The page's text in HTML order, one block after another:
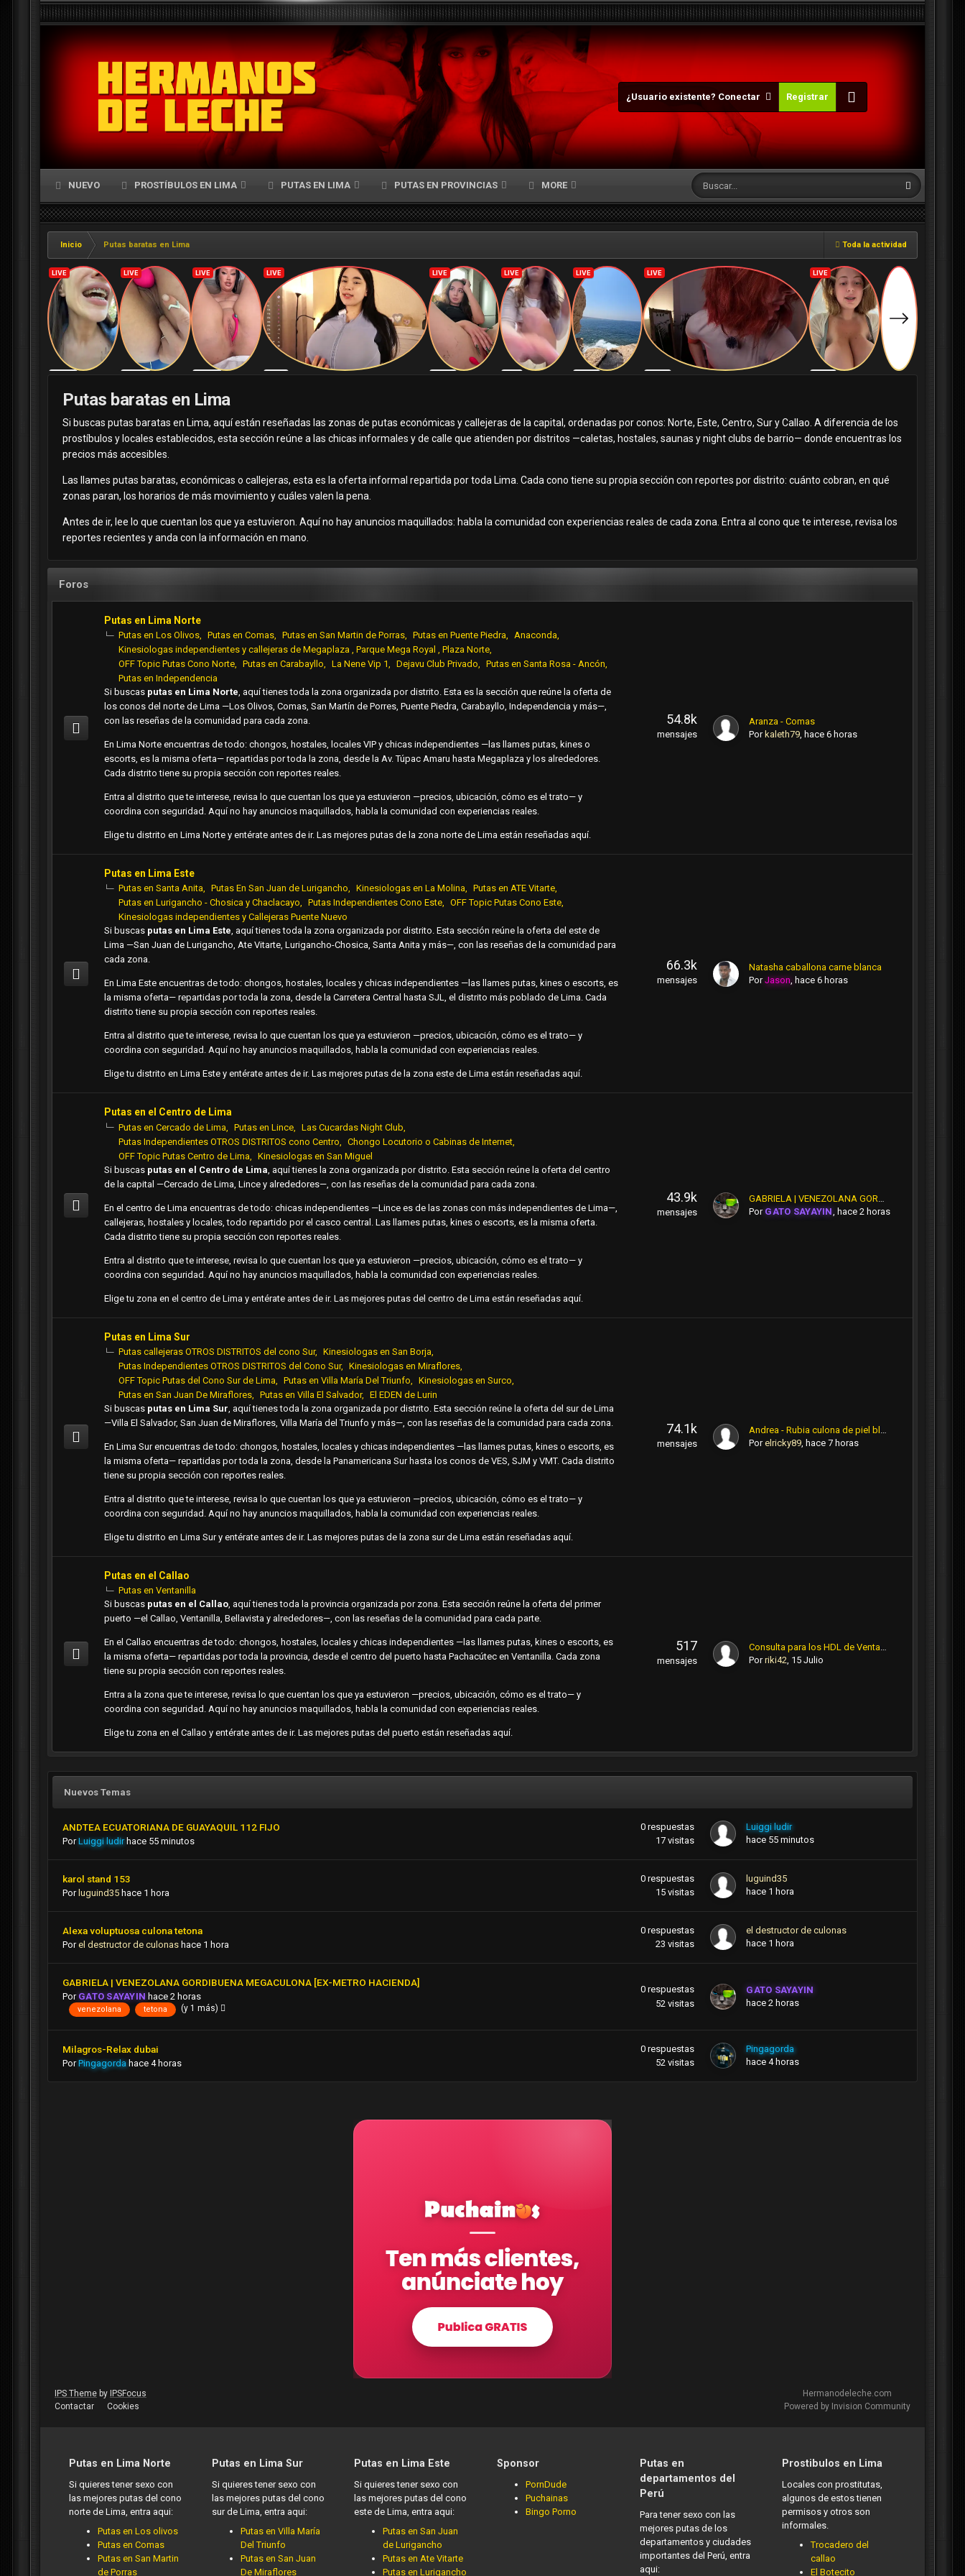
¿Usuario existente? Conectar Registrar
NUEVO PROSTÍBULOS EN LIMA PUTAS EN LIMA PUTAS EN PROVINCIAS MORE
Toda la actividad
Inicio Putas baratas en Lima
Putas baratas en Lima
Si buscas putas baratas en Lima, aquí están reseñadas las zonas de putas económicas y callejeras de la capital, ordenadas por conos: Norte, Este, Centro, Sur y Callao. A diferencia de los
prostíbulos y locales establecidos, esta sección reúne a las chicas informales y de calle que atienden por distritos —caletas, hostales, saunas y night clubs de barrio— donde encuentras los
precios más accesibles.
Las llames putas baratas, económicas o callejeras, esta es la oferta informal repartida por toda Lima. Cada cono tiene su propia sección con reportes por distrito: cuánto cobran, en qué
zonas paran, los horarios de más movimiento y cuáles valen la pena.
Antes de ir, lee lo que cuentan los que ya estuvieron. Aquí no hay anuncios maquillados: habla la comunidad con experiencias reales de cada zona. Entra al cono que te interese, revisa los
reportes recientes y anda con la información en mano.
Foros
Putas en Lima Norte
Putas en Los Olivos Putas en Comas Putas en San Martin de Porras Putas en Puente Piedra
Anaconda
Kinesiologas independientes y callejeras de Megaplaza , Parque Mega Royal , Plaza Norte
OFF Topic Putas Cono Norte
Putas en Carabayllo La Nene Vip 1 Dejavu Club Privado
Putas en Santa Rosa - Ancón
Putas en Independencia
Si buscas putas en Lima Norte, aquí tienestoda la zona organizada por distrito. Esta es la sección que reúne la oferta de
los conos del norte de Lima —Los Olivos, Comas, San Martín de Porres, Puente Piedra, Carabayllo, Independencia y más—,
con las reseñas de la comunidad para cada zona.
En Lima Norte encuentras de todo: chongos, hostales, locales VIP y chicas independientes —las llames putas, kines o
escorts, es la misma oferta— repartidas por toda la zona, desde la Av. Túpac Amaru hasta Megaplaza y los alrededores.
Cada distrito tiene su propia sección con reportes reales.
Entra al distrito que te interese, revisa lo que cuentan los que ya estuvieron —precios, ubicación, cómo es el trato— y
coordina con seguridad. Aquí no hay anuncios maquillados, habla la comunidad con experiencias reales.
Elige tu distrito en Lima Norte y entérate antes de ir. Las mejores putas de la zona norte de Lima están reseñadas aquí.
54.8k
mensajes
Aranza - Comas
Porkaleth79 ,hace 6 horas
Putas en Lima Este
Putas en Santa Anita Putas En San Juan de Lurigancho Kinesiologas en La Molina
Putas en ATE Vitarte
Putas en Lurigancho - Chosica y Chaclacayo
Putas Independientes Cono Este
OFF Topic Putas Cono Este
Kinesiologas independientes y Callejeras Puente Nuevo
Si buscas putas en Lima Este, aquí tienes toda la zona organizada por distrito. Esta sección reúne la oferta del este de
Lima —San Juan de Lurigancho, Ate Vitarte, Lurigancho-Chosica, Santa Anita y más—, con las reseñas de la comunidad para
cada zona.
En Lima Este encuentras de todo: chongos, hostales, locales y chicas independientes —las llames putas, kines o escorts, es
la misma oferta— repartidas por toda la zona, desde la Carretera Central hasta SJL, el distrito más poblado de Lima. Cada
distrito tiene su propia sección con reportes reales.
Entra al distrito que te interese, revisa lo que cuentan los que ya estuvieron —precios, ubicación, cómo es el trato— y
coordina con seguridad. Aquí no hay anuncios maquillados, habla la comunidad con experiencias reales.
Elige tu distrito en Lima Este y entérate antes de ir. Las mejores putas de la zona este de Lima están reseñadas aquí.
66.3k
mensajes
Natasha caballona carne blanca
PorJason hace 6 horas
Putas en el Centro de Lima
Putas en Cercado de Lima Putas en Lince
Las Cucardas Night Club
Putas Independientes OTROS DISTRITOS cono Centro
Chongo Locutorio o Cabinas de Internet
OFF Topic Putas Centro de Lima
Kinesiologas en San Miguel
Si buscas putas en el Centro de Lima , aquí tienes la zona organizada por distrito. Esta sección reúne la oferta del centro
de la capital —Cercado de Lima, Lince y alrededores—, con las reseñas de la comunidad para cada zona.
En el centro de Lima encuentras de todo: chicas independientes —Lince es de las zonas con más independientes de Lima—,
callejeras, hostales y locales, todo repartido por el casco central. Las llames putas, kines o escorts, es la misma oferta.
Cada distrito tiene su propia sección con reportes reales.
Entra al distrito que te interese, revisa lo que cuentan los que ya estuvieron —precios, ubicación, cómo es el trato— y
coordina con seguridad. Aquí no hay anuncios maquillados, habla la comunidad con experiencias reales.
Elige tu zona en el centro de Lima y entérate antes de ir. Las mejores putas del centro de Lima están reseñadas aquí.
43.9k
mensajes
GABRIELA | VENEZOLANA GORDIBUENA MEGACULONA [EX-METRO HACIENDA]
Por GATO SAYAYIN, hace 2 horas
Putas en Lima Sur
Putas callejeras OTROS DISTRITOS del cono Sur
Kinesiologas en San Borja
Putas Independientes OTROS DISTRITOS del Cono Sur
Kinesiologas en Miraflores
OFF Topic Putas del Cono Sur de Lima
Putas en Villa María Del Triunfo
Kinesiologas en Surco
Putas en San Juan De Miraflores
Putas en Villa El Salvador
El EDEN de Lurin
Si buscas putas en Lima Sur , aquí tienes toda la zona organizada por distrito. Esta sección reúne la oferta del sur de Lima
—Villa El Salvador, San Juan de Miraflores, Villa María del Triunfo y más—, con las reseñas de la comunidad para cada zona.
En Lima Sur encuentras de todo: chongos, hostales, locales y chicas independientes —las llames putas, kines o escorts, es
la misma oferta— repartidas por toda la zona, desde la Panamericana Sur hasta los conos de VES, SJM y VMT. Cada distrito
tiene su propia sección con reportes reales.
Entra al distrito que te interese, revisa lo que cuentan los que ya estuvieron —precios, ubicación, cómo es el trato— y
coordina con seguridad. Aquí no hay anuncios maquillados, habla la comunidad con experiencias reales.
Elige tu distrito en Lima Sur y entérate antes de ir. Las mejores putas de la zona sur de Lima están reseñadas aquí.
74.1k
mensajes
Andrea - Rubia culona de piel blanca / CineStar
Porelricky89, hace 7 horas
Putas en el Callao
Putas en Ventanilla
Si buscas putas en el Callao , aquí tienes toda la provincia organizada por zona. Esta sección reúne la oferta del primer
puerto —el Callao, Ventanilla, Bellavista y alrededores—, con las reseñas de la comunidad para cada parte.
En el Callao encuentras de todo: chongos, hostales, locales y chicas independientes —las llames putas, kines o escorts, es
la misma oferta— repartidas por toda la provincia, desde el centro del puerto hasta Pachacútec en Ventanilla. Cada zona
tiene su propia sección con reportes reales.
Entra a la zona que te interese, revisa lo que cuentan los que ya estuvieron —precios, ubicación, cómo es el trato— y
coordina con seguridad. Aquí no hay anuncios maquillados, habla la comunidad con experiencias reales.
Elige tu zona en el Callao y entérate antes de ir. Las mejores putas del puerto están reseñadas aquí.
517
mensajes
Consulta para los HDL de Ventanilla, qué tal es el Hs Pez?
Porriki42, 15 Julio
Nuevos Temas
ANDTEA ECUATORIANA DE GUAYAQUIL 112 FIJO
PorLuiggi ludir hace 55 minutos
0 respuestas
17 visitas
Luiggi ludir
hace 55 minutos
karol stand 153
Por luguind35 hace 1 hora
0 respuestas
15 visitas
luguind35
hace 1 hora
Alexa voluptuosa culona tetona
Porel destructor de culonas hace 1 hora
0 respuestas
23 visitas
el destructor de culonas
hace 1 hora
GABRIELA | VENEZOLANA GORDIBUENA MEGACULONA [EX-METRO HACIENDA]
Por GATO SAYAYIN hace 2 horas
venezolana tetona (y 1 más)
0 respuestas
52 visitas
GATO SAYAYIN
hace 2 horas
Milagros-Relax dubai
PorPingagorda hace 4 horas
0 respuestas
52 visitas
Pingagorda
hace 4 horas
IPS Theme by IPSFocus
Contactar
Cookies
Hermanodeleche.com
Powered by Invision Community
Putas en Lima Norte
Si quieres tener sexo con
las mejores putas del cono
norte de Lima, entra aqui:
Putas en Los olivos
Putas en Comas
Putas en San Martin
de Porras
Putas en Lima Sur
Si quieres tener sexo con
las mejores putas del cono
sur de Lima, entra aqui:
Putas en Villa María
Del Triunfo
Putas en San Juan
De Miraflores
Putas en Lima Este
Si quieres tener sexo con
las mejores putas del cono
este de Lima, entra aqui:
Putas en San Juan
de Lurigancho
Putas en Ate Vitarte
Putas en Lurigancho
Sponsor
PornDude
Puchainas
Bingo Porno
Putas en
departamentos del
Perú
Para tener sexo con las
mejores putas de los
departamentos y ciudades
importantes del Perú, entra
aqui:
Prostibulos en Lima
Locales con prostitutas,
algunos de estos tienen
permisos y otros son
informales.
Trocadero del
callao
El Botecito